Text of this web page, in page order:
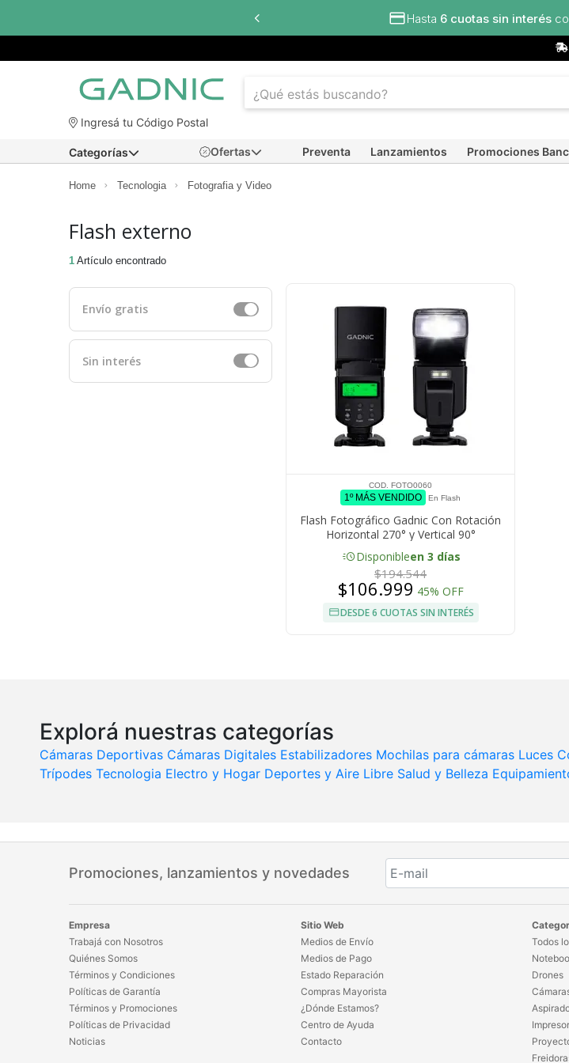
Hasta 6 cuotas sin interés
Ingresá tu Código Postal
Ofertas Preventa Lanzamientos Promociones
Categorías
Home Tecnologia Fotografia y Video
Flash externo
1 Artículo encontrado
Envío gratis
Sin interés
COD. FOTO0060
1º MÁS VENDIDO En Flash
Flash Fotográfico Gadnic Con Rotación
Horizontal 270° y Vertical 90°
Compatibilidad Universal Canon Nikon
Fujifilm Pentax
acuteDisponibleen 3 días
$194.544
$106.999 45% OFF
DESDE 6 CUOTAS SIN INTERÉS
Explorá nuestras categorías
Cámaras Deportivas Cámaras Digitales Estabilizadores Mochilas para cámaras Luces
Trípodes Tecnologia Electro y Hogar Deportes y Aire Libre Salud y Belleza
Promociones, lanzamientos y novedades
Empresa
Trabajá con Nosotros
Quiénes Somos
Términos y Condiciones
Políticas de Garantía
Términos y Promociones
Políticas de Privacidad
Noticias
Sitio Web
Medios de Envío
Medios de Pago
Estado Reparación
Compras Mayorista
¿Dónde Estamos?
Centro de Ayuda
Contacto
Todos
Drones